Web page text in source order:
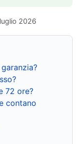
2026
72 ore?
contano